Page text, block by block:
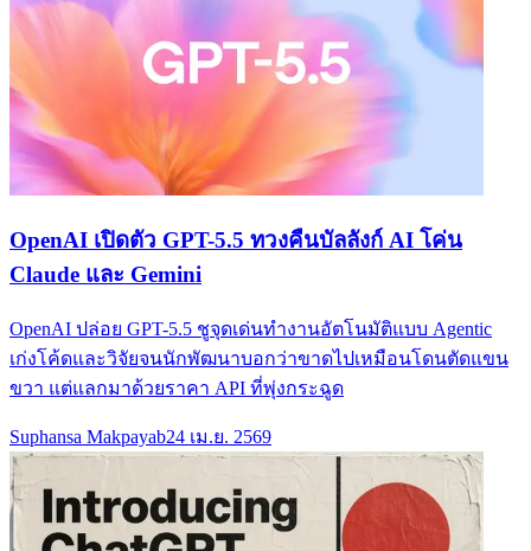
OpenAI เปิดตัว GPT-5.5 ทวงคืนบัลลังก์ AI โค่น
Claude และ Gemini
OpenAI ปล่อย GPT-5.5 ชูจุดเด่นทำงานอัตโนมัติแบบ Agentic
เก่งโค้ดและวิจัยจนนักพัฒนาบอกว่าขาดไปเหมือนโดนตัดแขน
ขวา แต่แลกมาด้วยราคา API ที่พุ่งกระฉูด
Suphansa Makpayab24 เม.ย. 2569